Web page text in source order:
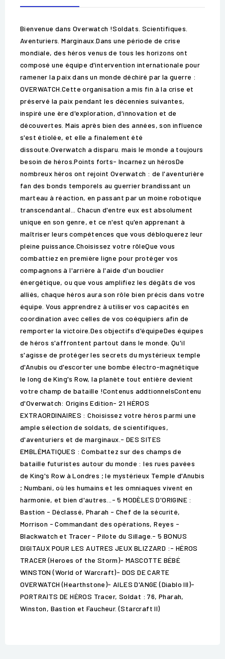
Bienvenue dans Overwatch !Soldats. Scientifiques.
Aventuriers. Marginaux.Dans une période de crise
mondiale, des héros venus de tous les horizons ont
composé une équipe d'intervention internationale pour
ramener la paix dans un monde déchiré par la guerre :
OVERWATCH.Cette organisation a mis fin à la crise et
préservé la paix pendant les décennies suivantes,
inspiré une ère d'exploration, d'innovation et de
découvertes. Mais après bien des années, son influence
s'est étiolée, et elle a finalement été
dissoute.Overwatch a disparu. mais le monde a toujours
besoin de héros.Points forts- Incarnez un hérosDe
nombreux héros ont rejoint Overwatch : de l'aventurière
fan des bonds temporels au guerrier brandissant un
marteau à réaction, en passant par un moine robotique
transcendantal... Chacun d'entre eux est absolument
unique en son genre, et ce n'est qu'en apprenant à
maîtriser leurs compétences que vous débloquerez leur
pleine puissance.Choisissez votre rôleQue vous
combattiez en première ligne pour protéger vos
compagnons à l'arrière à l'aide d'un bouclier
énergétique, ou que vous amplifiez les dégâts de vos
alliés, chaque héros aura son rôle bien précis dans votre
équipe. Vous apprendrez à utiliser vos capacités en
coordination avec celles de vos coéquipiers afin de
remporter la victoire.Des objectifs d'équipeDes équipes
de héros s'affrontent partout dans le monde. Qu'il
s'agisse de protéger les secrets du mystérieux temple
d'Anubis ou d'escorter une bombe électro-magnétique
le long de King's Row, la planète tout entière devient
votre champ de bataille !Contenus addtionnelsContenu
d'Overwatch: Origins Edition- 21 HÉROS
EXTRAORDINAIRES : Choisissez votre héros parmi une
ample sélection de soldats, de scientifiques,
d'aventuriers et de marginaux.- DES SITES
EMBLÉMATIQUES : Combattez sur des champs de
bataille futuristes autour du monde : les rues pavées
de King's Row à Londres ; le mystérieux Temple d'Anubis
; Numbani, où les humains et les omniaques vivent en
harmonie, et bien d'autres...- 5 MODÈLES D'ORIGINE :
Bastion - Déclassé, Pharah - Chef de la sécurité,
Morrison - Commandant des opérations, Reyes -
Blackwatch et Tracer - Pilote du Sillage.- 5 BONUS
DIGITAUX POUR LES AUTRES JEUX BLIZZARD :- HÉROS
TRACER (Heroes of the Storm)- MASCOTTE BÉBÉ
WINSTON (World of Warcraft)- DOS DE CARTE
OVERWATCH (Hearthstone)- AILES D'ANGE (Diablo III)-
PORTRAITS DE HÉROS Tracer, Soldat : 76, Pharah,
Winston, Bastion et Faucheur. (Starcraft II)